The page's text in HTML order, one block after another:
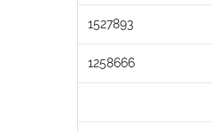
1527893
1258666